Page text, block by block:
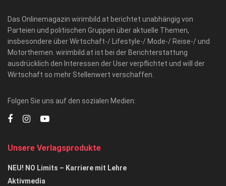
Das Onlinemagazin wirimbild.at berichtet unabhängig von
Parteien und politischen Gruppen über aktuelle Themen,
insbesondere über Wirtschaft-/ Lifestyle-/ Mode-/ Reise-/ und
Motorthemen. wirimbild.at ist bei der Berichterstattung
ausdrücklich den Interessen der User verpflichtet und will der
Wirtschaft so mehr Stellenwert verschaffen.
Folgen Sie uns auf den sozialen Medien:
Unsere Verlagsprodukte
NEU! NO Limits – Karriere mit Lehre
Aktivmedia